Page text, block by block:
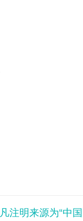
注明来源为“中